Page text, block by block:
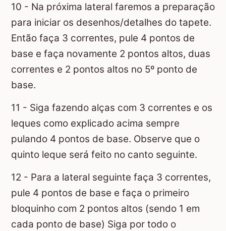
10 - Na próxima lateral faremos a preparação
para iniciar os desenhos/detalhes do tapete.
Então faça 3 correntes, pule 4 pontos de
base e faça novamente 2 pontos altos, duas
correntes e 2 pontos altos no 5º ponto de
base.
11 - Siga fazendo alças com 3 correntes e os
leques como explicado acima sempre
pulando 4 pontos de base. Observe que o
quinto leque será feito no canto seguinte.
12 - Para a lateral seguinte faça 3 correntes,
pule 4 pontos de base e faça o primeiro
bloquinho com 2 pontos altos (sendo 1 em
cada ponto de base) Siga por todo o